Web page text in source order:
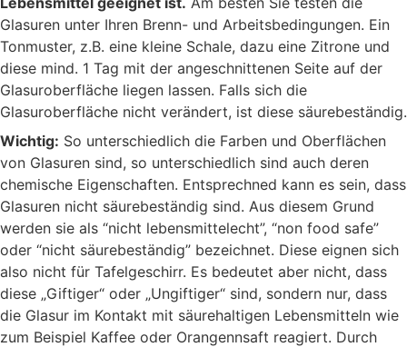
Glasuren unter Ihren Brenn- und Arbeitsbedingungen. Ein
Tonmuster, z.B. eine kleine Schale, dazu eine Zitrone und
diese mind. 1 Tag mit der angeschnittenen Seite auf der
Glasuroberfläche liegen lassen. Falls sich die
Glasuroberfläche nicht verändert, ist diese säurebeständig.
Wichtig: So unterschiedlich die Farben und Oberflächen
von Glasuren sind, so unterschiedlich sind auch deren
chemische Eigenschaften. Entsprechned kann es sein, dass
Glasuren nicht säurebeständig sind. Aus diesem Grund
werden sie als “nicht lebensmittelecht”, “non food safe”
oder “nicht säurebeständig” bezeichnet. Diese eignen sich
also nicht für Tafelgeschirr. Es bedeutet aber nicht, dass
diese „Giftiger“ oder „Ungiftiger“ sind, sondern nur, dass
die Glasur im Kontakt mit säurehaltigen Lebensmitteln wie
zum Beispiel Kaffee oder Orangennsaft reagiert. Durch